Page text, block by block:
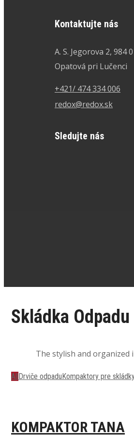
Kontaktujte nás
A. S. Jegorova 2, 984
Opatová pri Lučenci
+421/ 474 334 006
redox@redox.sk
Sledujte nás
Skládka Odpadu
The stylish and organized
AllDrviče odpaduKompaktory pre
KOMPAKTOR TANA